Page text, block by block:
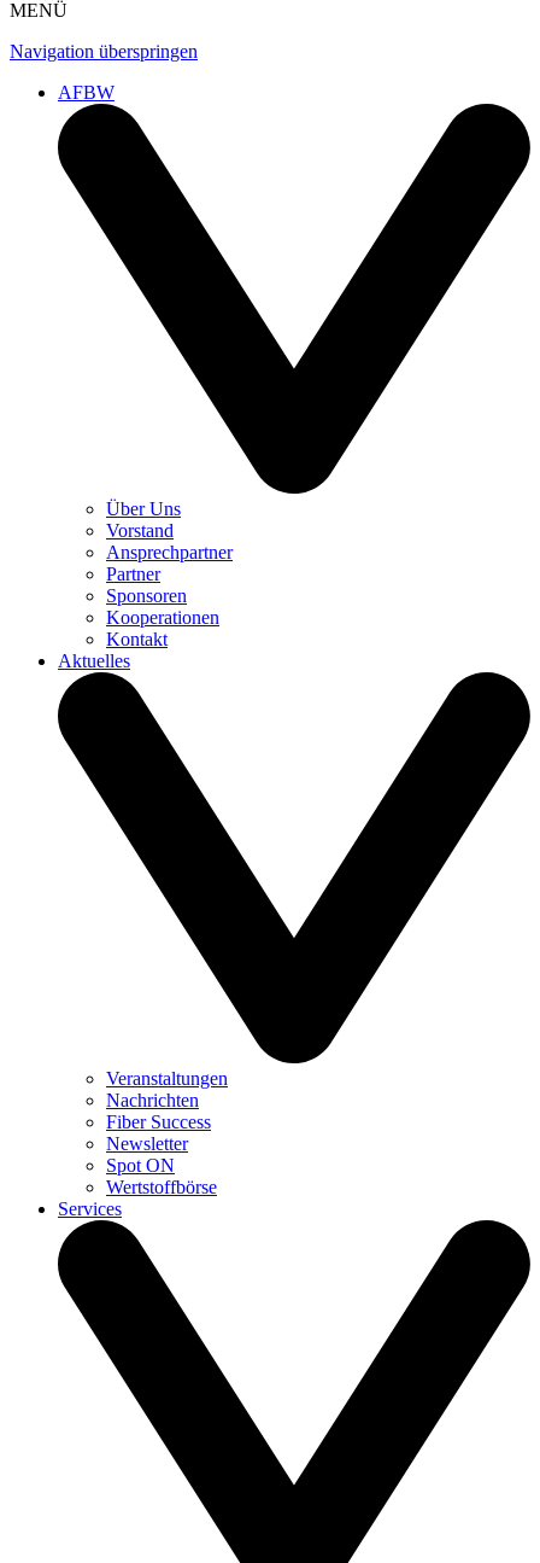
MENÜ
Navigation überspringen
AFBW
Über Uns
Vorstand
Ansprechpartner
Partner
Sponsoren
Kooperationen
Kontakt
Aktuelles
Veranstaltungen
Nachrichten
Fiber Success
Newsletter
Spot ON
Wertstoffbörse
Services